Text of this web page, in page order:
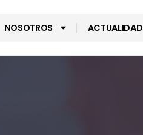
NOSOTROS ACTUALIDAD